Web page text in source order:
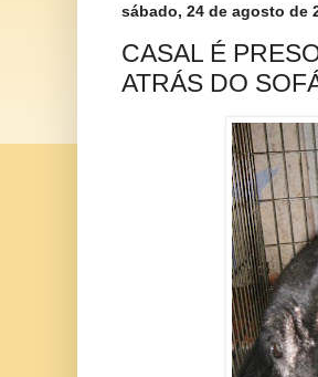
sábado, 24 de agosto de
CASAL É
ATRÁS DO